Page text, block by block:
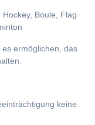
Boule, Flag
ermöglichen, das
keine